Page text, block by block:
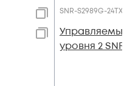
SNR-S2989G-24TX
уровня 2